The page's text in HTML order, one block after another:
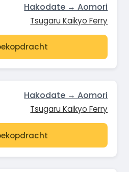
Hakodate → Aomori
Tsugaru Kaikyo Ferry
Hakodate → Aomori
Tsugaru Kaikyo Ferry